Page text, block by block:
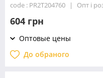
code : PR2T204760
Опт і
604 грн
Оптовые цены
До обраного